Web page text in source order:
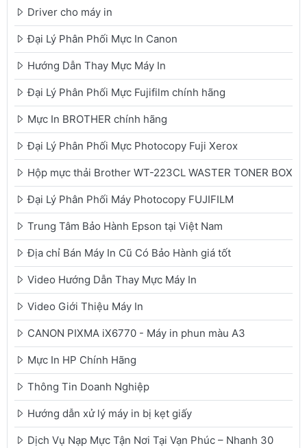
Driver cho máy in
Đại Lý Phân Phối Mực In Canon
Hướng Dẫn Thay Mực Máy In
Đại Lý Phân Phối Mực Fujifilm chính hãng
Mực In BROTHER chính hãng
Đại Lý Phân Phối Mực Photocopy Fuji Xerox
Hộp mực thải Brother WT-223CL WASTER TONER BOX
Đại Lý Phân Phối Máy Photocopy FUJIFILM
Trung Tâm Bảo Hành Epson tại Việt Nam
Địa chỉ Bán Máy In Cũ Có Bảo Hành giá tốt
Video Hướng Dẫn Thay Mực Máy In
Video Giới Thiệu Máy In
CANON PIXMA iX6770 - Máy in phun màu A3
Mực In HP Chính Hãng
Thông Tin Doanh Nghiệp
Hướng dẫn xử lý máy in bị kẹt giấy
Dịch Vụ Nạp Mực Tận Nơi Tại Vạn Phúc – Nhanh 30